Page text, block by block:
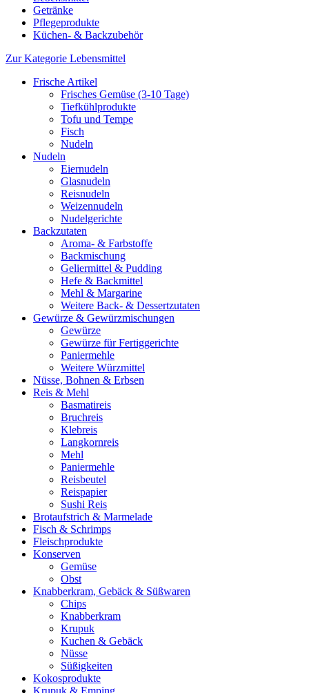
Getränke
Pflegeprodukte
Küchen- & Backzubehör
Zur Kategorie Lebensmittel
Frische Artikel
Frisches Gemüse (3-10 Tage)
Tiefkühlprodukte
Tofu und Tempe
Fisch
Nudeln
Nudeln
Eiernudeln
Glasnudeln
Reisnudeln
Weizennudeln
Nudelgerichte
Backzutaten
Aroma- & Farbstoffe
Backmischung
Geliermittel & Pudding
Hefe & Backmittel
Mehl & Margarine
Weitere Back- & Dessertzutaten
Gewürze & Gewürzmischungen
Gewürze
Gewürze für Fertiggerichte
Paniermehle
Weitere Würzmittel
Nüsse, Bohnen & Erbsen
Reis & Mehl
Basmatireis
Bruchreis
Klebreis
Langkornreis
Mehl
Paniermehle
Reisbeutel
Reispapier
Sushi Reis
Brotaufstrich & Marmelade
Fisch & Schrimps
Fleischprodukte
Konserven
Gemüse
Obst
Knabberkram, Gebäck & Süßwaren
Chips
Knabberkram
Krupuk
Kuchen & Gebäck
Nüsse
Süßigkeiten
Kokosprodukte
Krupuk & Emping